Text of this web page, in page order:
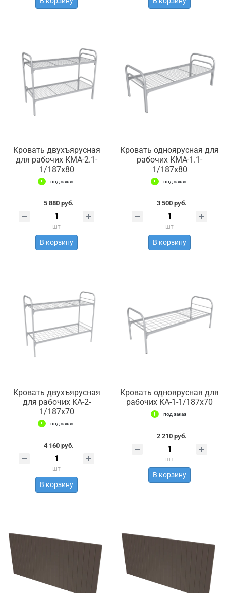
Кровать двухъярусная
для рабочих КМА-2.1-
1/187х80
под заказ
5 880 руб.
шт
В корзину
Кровать одноярусная для
рабочих КМА-1.1-
1/187х80
под заказ
3 500 руб.
шт
В корзину
Кровать двухъярусная
для рабочих КА-2-
1/187х70
под заказ
4 160 руб.
шт
В корзину
Кровать одноярусная для
рабочих КА-1-1/187х70
под заказ
2 210 руб.
шт
В корзину